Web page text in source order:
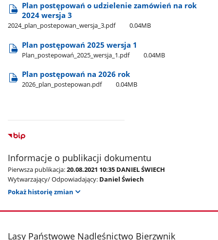
Plan postępowań o udzielenie zamówień na rok
2024 wersja 3
2024​​_plan​​_postepowan​​_wersja​​_3.pdf 0.04MB
Plan postępowań 2025 wersja 1
Plan​_postepowań​_2025​_wersja​_1.pdf 0.04MB
Plan postępowań na 2026 rok
2026​_plan​_postepowan.pdf 0.04MB
Informacje o publikacji dokumentu
Pierwsza publikacja:20.08.2021 10:35 DANIEL ŚWIECH
Wytwarzający/ Odpowiadający: Daniel Świech
Pokaż historię zmian
stopka
Lasy Państwowe Nadleśnictwo Bierzwnik